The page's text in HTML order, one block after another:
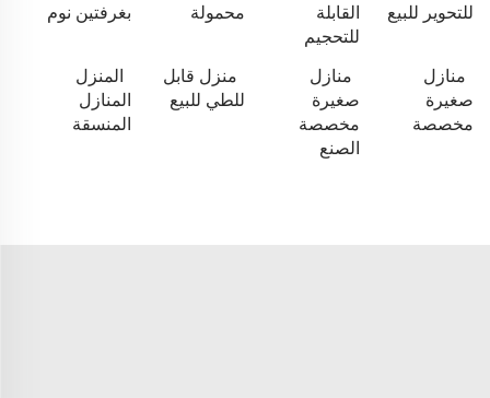
للتحوير للبيع
القابلة
للتحجيم
محمولة
بغرفتين نوم
منازل
صغيرة
مخصصة
منازل
صغيرة
مخصصة
الصنع
منزل قابل
للطي للبيع
المنزل
المنازل
المنسقة